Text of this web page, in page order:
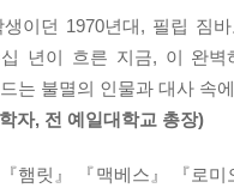
이 아니라 자신의 이성적
이라 이름했다. 햄릿은 곤
빠지는 함정이다.
어 심리학』은 현대 심리학
은 심리학적 개념들이 존
고와 지능, 동기부여와
이던 1970년대, 필립 짐
년이 흐른 지금, 이 완
는 불멸의 인물과 대사 속
자, 전 예일대학교 총장)
햄릿』 『맥베스』 『로